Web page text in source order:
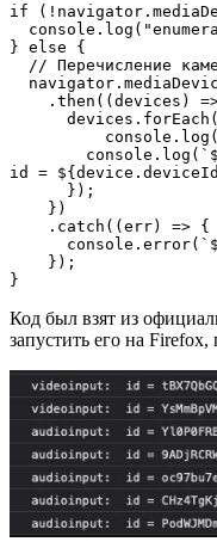
if
} else {
// Перечисление
.then((devices)
id =
      });
    })
    .catch((err) => {
    });
}
Код был взят из
запустить его на